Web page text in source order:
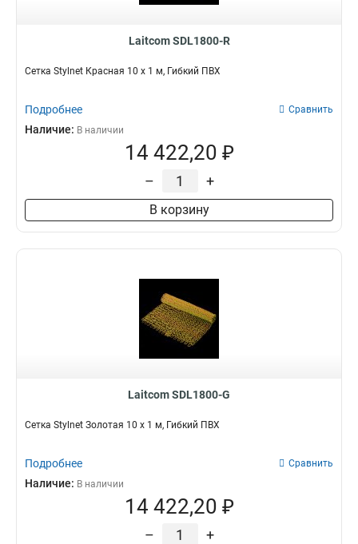
Laitcom SDL1800-R
Сетка Stylnet Красная 10 x 1 м, Гибкий ПВХ
Подробнее Сравнить
Наличие: В наличии
14 422,20 ₽
– +
В корзину
Laitcom SDL1800-G
Сетка Stylnet Золотая 10 x 1 м, Гибкий ПВХ
Подробнее Сравнить
Наличие: В наличии
14 422,20 ₽
– +